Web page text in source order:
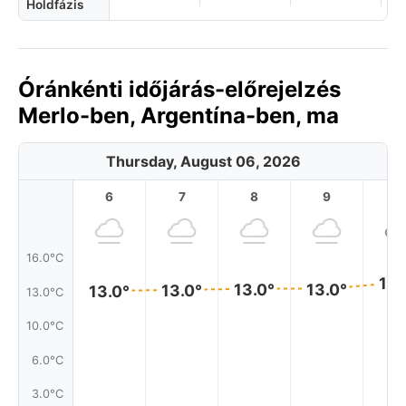
Holdfázis
Óránkénti időjárás-előrejelzés
Merlo-ben, Argentína-ben, ma
Thursday, August 06, 2026
16.0°C
13.0°C
10.0°C
6.0°C
3.0°C
6
13.0°
7
13.0°
8
13.0°
9
13.0°